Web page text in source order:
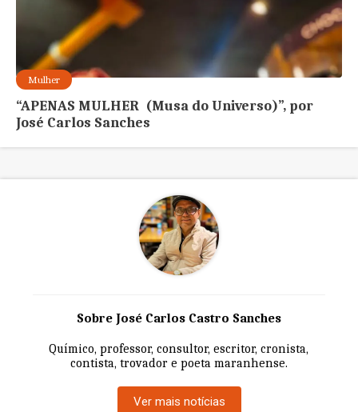
Mulher
“APENAS MULHER (Musa do Universo)”, por
José Carlos Sanches
Sobre José Carlos Castro Sanches
Químico, professor, consultor, escritor, cronista,
contista, trovador e poeta maranhense.
Ver mais notícias